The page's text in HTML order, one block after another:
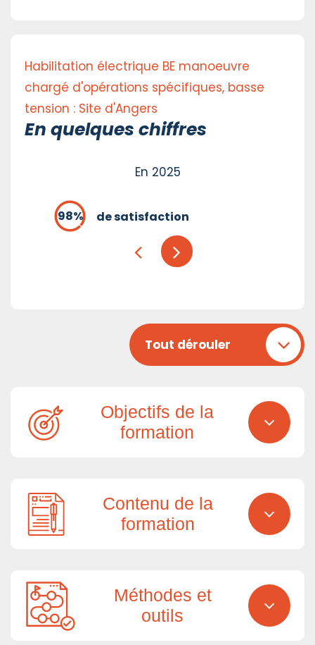
Habilitation électrique BE manoeuvre
chargé d'opérations spécifiques, basse
tension : Site d'Angers
En quelques chiffres
En 2025
de satisfaction
Tout dérouler
Objectifs de la
formation
Contenu de la
formation
Méthodes et
outils